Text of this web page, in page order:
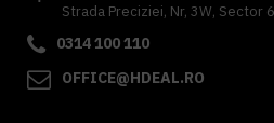
Strada Preciziei, Nr, 3W, Sector
0314 100 110
OFFICE@HDEAL.RO